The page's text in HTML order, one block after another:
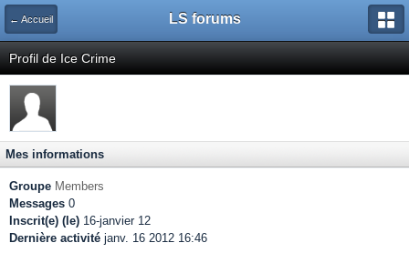
← Accueil LS forums
Profil de Ice Crime
Mes informations
Groupe Members
Messages 0
Inscrit(e) (le) 16-janvier 12
Dernière activité janv. 16 2012 16:46